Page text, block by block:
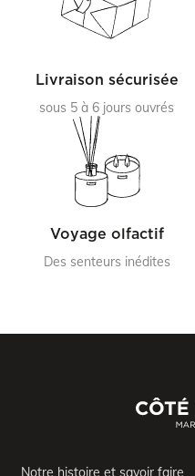
Livraison sécurisée
sous 5 à 6 jours ouvrés
Voyage olfactif
Des senteurs inédites
Notre histoire et savoir faire